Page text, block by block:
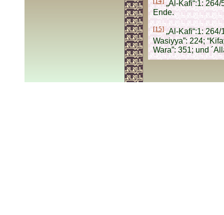
„Al-Kafi“:1:
Ende.
[15]„Al-Kafi“:1: 264/
Wasiyya”: 224;
Wara”: 351; und